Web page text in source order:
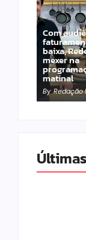
Com
baixa,
mexer na
matinal
By Redação